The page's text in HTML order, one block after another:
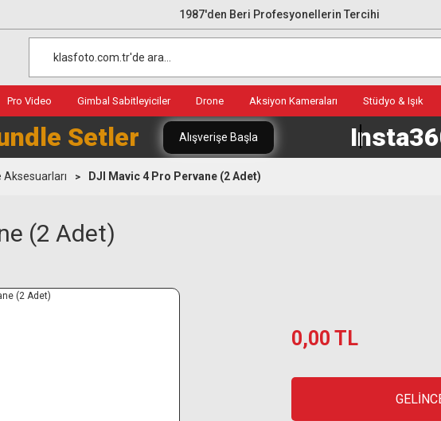
1987'den Beri Profesyonellerin Tercihi
Pro Video Gimbal Sabitleyiciler Drone Aksiyon Kameraları Stüdyo & Işık
Setler Alışverişe Başla
DJI Mavic 4 Pro Pervane (2 Adet)
(2 Adet)
0,00 TL